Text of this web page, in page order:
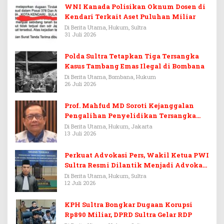
WNI Kanada Polisikan Oknum Dosen di
Kendari Terkait Aset Puluhan Miliar
Di Berita Utama, Hukum, Sultra
31 Juli 2026
Polda Sultra Tetapkan Tiga Tersangka
Kasus Tambang Emas Ilegal di Bombana
Di Berita Utama, Bombana, Hukum
26 Juli 2026
Prof. Mahfud MD Soroti Kejanggalan
Pengalihan Penyelidikan Tersangka
Febrie Adriansyah
Di Berita Utama, Hukum, Jakarta
13 Juli 2026
Perkuat Advokasi Pers, Wakil Ketua PWI
Sultra Resmi Dilantik Menjadi Advokat
PERADI
Di Berita Utama, Hukum, Sultra
12 Juli 2026
KPH Sultra Bongkar Dugaan Korupsi
Rp890 Miliar, DPRD Sultra Gelar RDP